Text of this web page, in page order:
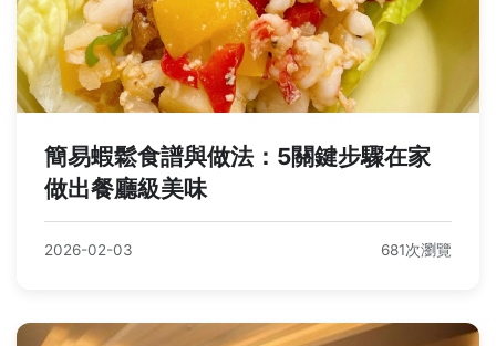
簡易蝦鬆食譜與做法：5關鍵步驟在家
做出餐廳級美味
2026-02-03 681次瀏覽